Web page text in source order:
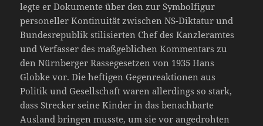
legte er Dokumente über den zur Symbolfigur
personeller Kontinuität zwischen NS-Diktatur und
Bundesrepublik stilisierten Chef des Kanzleramtes
und Verfasser des maßgeblichen Kommentars zu
den Nürnberger Rassegesetzen von 1935 Hans
Globke vor. Die heftigen Gegenreaktionen aus
Politik und Gesellschaft waren allerdings so stark,
dass Strecker seine Kinder in das benachbarte
Ausland bringen musste, um sie vor angedrohten